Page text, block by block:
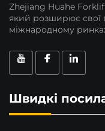
Zhejiang Huahe
який розширює свої
міжнародному
Швидкі